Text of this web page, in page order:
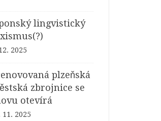
lingvistický
2025
plzeňská
zbrojnice se
otevírá
11. 2025